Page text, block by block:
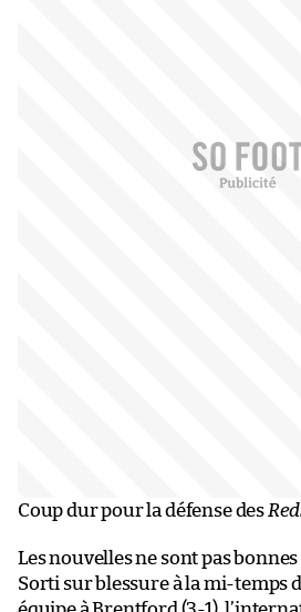
Coup dur pour la défense des
Les nouvelles ne sont pas
Sorti sur blessure à la mi-temps